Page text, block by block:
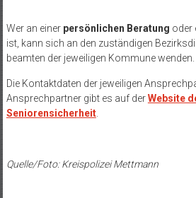
Wer an einer persönlichen Beratung oder
ist, kann sich an den zuständigen
beamten der jeweiligen Kommune wenden.
Die Kontaktdaten der jeweiligen
Ansprechpartner gibt es auf derWebsite
Seniorensicherheit.
Quelle/Foto: Kreispolizei Mettmann